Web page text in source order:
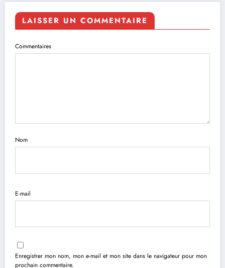
LAISSER UN COMMENTAIRE
Commentaires
Nom
E-mail
Enregistrer mon nom, mon e-mail et mon site dans le navigateur pour mon
prochain commentaire.